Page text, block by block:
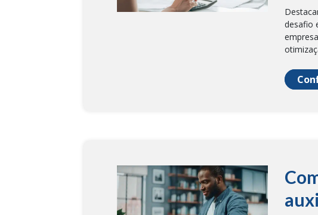
desafio